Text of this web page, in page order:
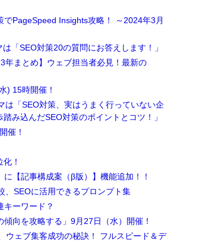
PageSpeed Insights攻略！ ～2024年3月
「SEO対策20の質問にお答えします！」
まとめ】ウェブ担当者必見！最新の
) 15時開催！
「SEO対策、実はうまく行っていない企
み込んだSEO対策のポイントとコツ！」
催！
！
【記事構成案（β版）】機能追加！！
、SEOに活用できるプロンプト集
キーワード？
向を攻略する」9月27日（水）開催！
ウェブ集客成功の秘訣！ フルスピード＆デ